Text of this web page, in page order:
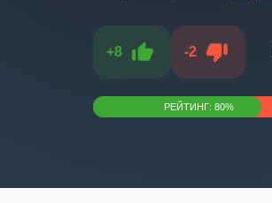
+8 -2
РЕЙТИНГ: 80%